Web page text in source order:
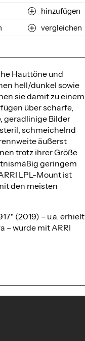
hinzufügen
vergleichen
Hauttöne und
hell/dunkel sowie
sie damit zu einem
über scharfe,
geradlinige Bilder
schmeichelnd
äußerst
trotz ihrer Größe
geringem
LPL-Mount ist
den meisten
(2019) – u.a. erhielt
– wurde mit ARRI